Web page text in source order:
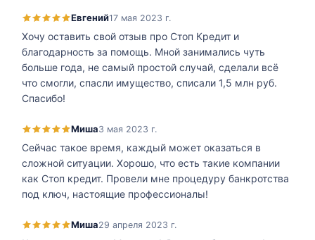
Евгений17 мая 2023 г.
Хочу оставить свой отзыв про Стоп Кредит и
благодарность за помощь. Мной занимались чуть
больше года, не самый простой случай, сделали всё
что смогли, спасли имущество, списали 1,5 млн руб.
Спасибо!
Миша3 мая 2023 г.
Сейчас такое время, каждый может оказаться в
сложной ситуации. Хорошо, что есть такие компании
как Стоп кредит. Провели мне процедуру банкротства
под ключ, настоящие профессионалы!
Миша29 апреля 2023 г.